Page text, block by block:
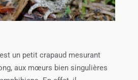
un petit crapaud mesurant
aux mœurs bien singulières